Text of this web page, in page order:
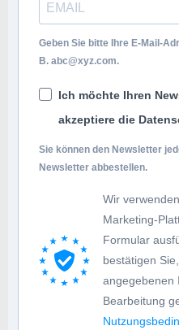
Geben Sie bitte Ihre E-Mail-
B. abc@xyz.com.
Ich möchte Ihren
akzeptiere die
Sie können den Newsletter
Newsletter abbestellen.
Wir
Marketing-
Formular
bestätigen
angegebenen
Bearbeitung